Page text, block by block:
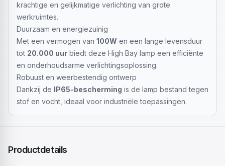
krachtige en gelijkmatige verlichting van grote
werkruimtes.
Duurzaam en energiezuinig
Met een vermogen van 100W en een lange levensduur
tot 20.000 uur biedt deze High Bay lamp een efficiënte
en onderhoudsarme verlichtingsoplossing.
Robuust en weerbestendig ontwerp
Dankzij de IP65-bescherming is de lamp bestand tegen
stof en vocht, ideaal voor industriële toepassingen.
Productdetails